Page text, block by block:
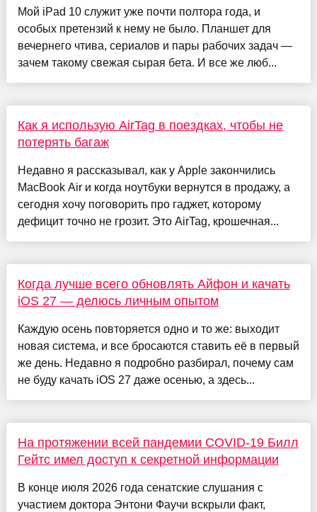
Мой iPad 10 служит уже почти полтора года, и
особых претензий к нему не было. Планшет для
вечернего чтива, сериалов и пары рабочих задач —
зачем такому свежая сырая бета. И все же люб...
Как я использую AirTag в поездках, чтобы не
потерять багаж
Недавно я рассказывал, как у Apple закончились
MacBook Air и когда ноутбуки вернутся в продажу, а
сегодня хочу поговорить про гаджет, которому
дефицит точно не грозит. Это AirTag, крошечная...
Когда лучше всего обновлять Айфон и качать
iOS 27 — делюсь личным опытом
Каждую осень повторяется одно и то же: выходит
новая система, и все бросаются ставить её в первый
же день. Недавно я подробно разбирал, почему сам
не буду качать iOS 27 даже осенью, а здесь...
На протяжении всей пандемии COVID-19 Билл
Гейтс имел доступ к секретной информации
В конце июля 2026 года сенатские слушания с
участием доктора Энтони Фаучи вскрыли факт,